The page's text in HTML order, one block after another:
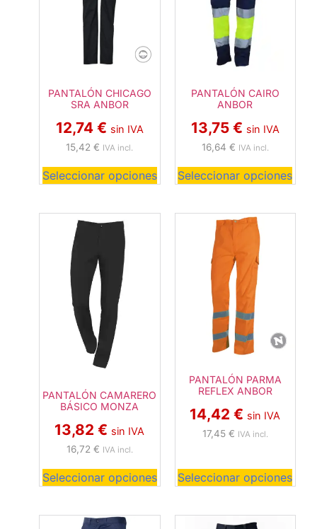
PANTALÓN CHICAGO
SRA ANBOR
12,74 € sin IVA
15,42€ IVA incl.
Seleccionar opciones
PANTALÓN CAIRO
ANBOR
13,75 € sin IVA
16,64 € IVA incl.
Seleccionar opciones
PANTALÓN CAMARERO
BÁSICO MONZA
13,82€ sin IVA
16,72 € IVA incl.
Seleccionar opciones
PANTALÓN PARMA
REFLEX ANBOR
14,42€ sin IVA
17,45 € IVA incl.
Seleccionar opciones